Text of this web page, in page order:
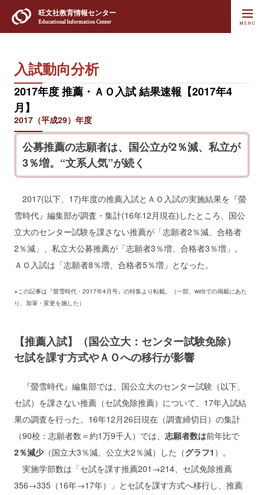
旺文社教育情報センター
Educational Information Center
入試動向分析
2017年度 推薦・ＡＯ入試 結果速報【2017年4
月】
2017（平成29）年度
公募推薦の志願者は、国公立が2％減、私立が
3％増。“文系人気”が続く
2017(以下、17)年度の推薦入試とＡＯ入試の実施結果を『螢
雪時代』編集部が調査・集計(16年12月現在)したところ、国公
立大のセンター試験を課さない推薦が「志願者2％減、合格者
2％減」、私立大公募推薦が「志願者3％増、合格者3％増」。
ＡＯ入試は「志願者8％増、合格者5％増」となった。
※この記事は『螢雪時代・2017年4月号』の特集より転載。（一部、webでの掲載にあた
り、加筆・変更を施した）
【推薦入試】（国公立大：センター試験免除）
セ試を課す方式やＡＯへの移行が影響
『螢雪時代』編集部では、国公立大のセンター試験（以下、
セ試）を課さない推薦（セ試免除推薦）について、17年入試結
果の調査を行った。16年12月26日現在（調査締切日）の集計
（90校：志願者数＝約1万9千人）では、 志願者数は前年比で
2％減少（国立大3％減、公立大2％減）した（グラフ1 ）。
実施学部数は「セ試を課す推薦201→214、セ試免除推薦
356→335（16年→17年）」とセ試を課す方式へ移行し、推薦